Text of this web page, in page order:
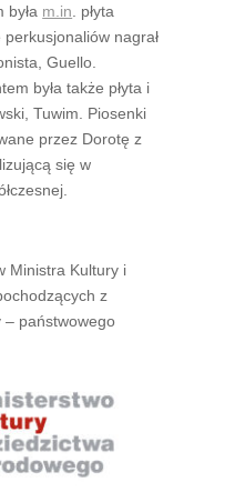
była m.in . płyta
perkusjonaliów nagrał
Guello.
była także płyta i
Tuwim. Piosenki
przez Dorotę z
się w
Ministra Kultury i
z
– państwowego